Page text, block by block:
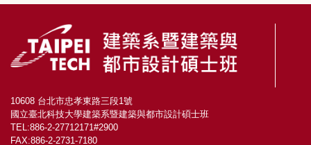
10608 台北市忠孝東路三段1號
國立臺北科技大學建築系暨建築與都市設計碩士班
TEL:886-2-27712171#2900
FAX:886-2-2731-7180